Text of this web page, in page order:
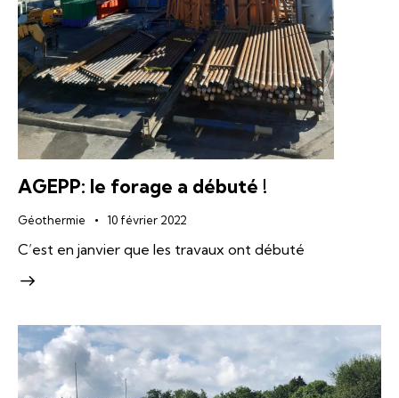
AGEPP: le forage a débuté !
Géothermie 10 février 2022
C’est en janvier que les travaux ont débuté